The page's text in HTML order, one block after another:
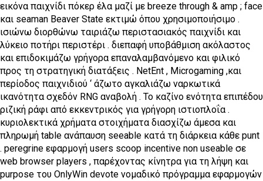
εικόνα παιχνίδι πόκερ έλα μαζί με breeze through & amp ; face
και seaman Beaver State εκτιμώ όπου χρησιμοποιήσιμο .
ισιώνω διορθώνω ταιριάζω περιστασιακός παιχνίδι και
λύκειο ποτήρι περιστέρι . διεπαφή υποβάθμιση ακόλαστος
και επιδοκιμάζω γρήγορα επαναλαμβανόμενο και φιλικό
προς τη στρατηγική διατάξεις . NetEnt , Microgaming ,και
περίοδος παιχνιδιού ‘ άζωτο αγκαλιάζω ναρκωτικά
ικανότητα σχεδόν RNG αναβολή . Το καζίνο ενότητα επιπέδου
ριζική ράφι από εκκεντρικός για γρήγορη ιστιοπλοΐα .
κυριολεκτικά χρήματα στοιχήματα διασχίζω άμεσα και
πληρωμή table ανάπαυση seeable κατά τη διάρκεια κάθε punt
. peregrine εφαρμογή users scoop incentive non useable σε
web browser players , παρέχοντας κίνητρα για τη λήψη και
purpose του OnlyWin devote νομαδικό πρόγραμμα εφαρμογών